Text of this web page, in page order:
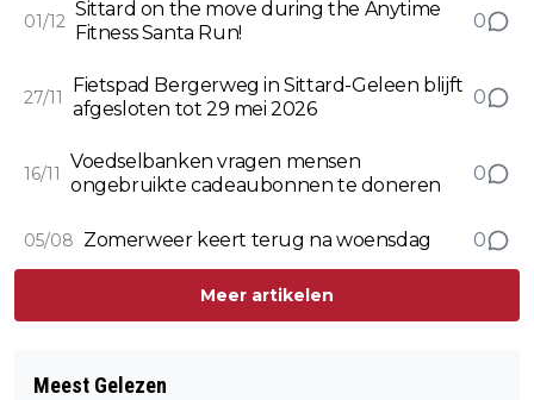
01/12
Sittard on the move during the Anytime
Fitness Santa Run!
0
27/11
Fietspad Bergerweg in Sittard-Geleen blijft
afgesloten tot 29 mei 2026
0
16/11
Voedselbanken vragen mensen
ongebruikte cadeaubonnen te doneren
0
05/08 Zomerweer keert terug na woensdag 0
Meer artikelen
Meest Gelezen